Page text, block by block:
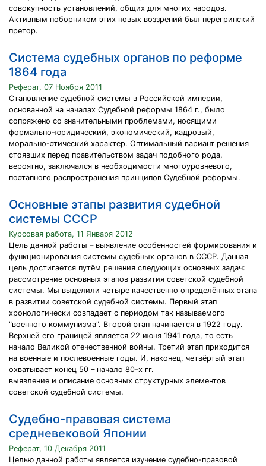
совокупность установлений, общих для многих народов.
Активным поборником этих новых воззрений был нерегринский
претор.
Система судебных органов по реформе
1864 года
Реферат, 07 Ноября 2011
Становление судебной системы в Российской империи,
основанной на началах Судебной реформы 1864 г., было
сопряжено со значительными проблемами, носящими
формально-юридический, экономический, кадровый,
морально-этический характер. Оптимальный вариант решения
стоявших перед правительством задач подобного рода,
вероятно, заключался в необходимости многоуровневого,
поэтапного распространения принципов Судебной реформы.
Основные этапы развития судебной
системы СССР
Курсовая работа, 11 Января 2012
Цель данной работы – выявление особенностей формирования и
функционирования системы судебных органов в СССР. Данная
цель достигается путём решения следующих основных задач:
рассмотрение основных этапов развития советской судебной
системы. Мы выделили четыре качественно определённых этапа
в развитии советской судебной системы. Первый этап
хронологически совпадает с периодом так называемого
"военного коммунизма". Второй этап начинается в 1922 году.
Верхней его границей является 22 июня 1941 года, то есть
начало Великой отечественной войны. Третий этап приходится
на военные и послевоенные годы. И, наконец, четвёртый этап
охватывает конец 50 – начало 80-х гг.
выявление и описание основных структурных элементов
советской судебной системы.
Судебно-правовая система
средневековой Японии
Реферат, 10 Декабря 2011
Целью данной работы является изучение судебно-правовой